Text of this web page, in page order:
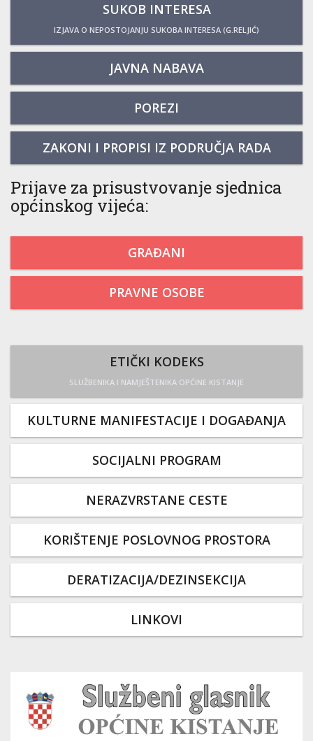
SUKOB INTERESA
IZJAVA O NEPOSTOJANJU SUKOBA INTERESA (G.RELJIĆ)
JAVNA NABAVA
POREZI
ZAKONI I PROPISI IZ PODRUČJA RADA
Prijave za prisustvovanje sjednica
općinskog vijeća:
GRAĐANI
PRAVNE OSOBE
ETIČKI KODEKS
SLUŽBENIKA I NAMJEŠTENIKA OPĆINE KISTANJE
KULTURNE MANIFESTACIJE I DOGAĐANJA
SOCIJALNI PROGRAM
NERAZVRSTANE CESTE
KORIŠTENJE POSLOVNOG PROSTORA
DERATIZACIJA/DEZINSEKCIJA
LINKOVI